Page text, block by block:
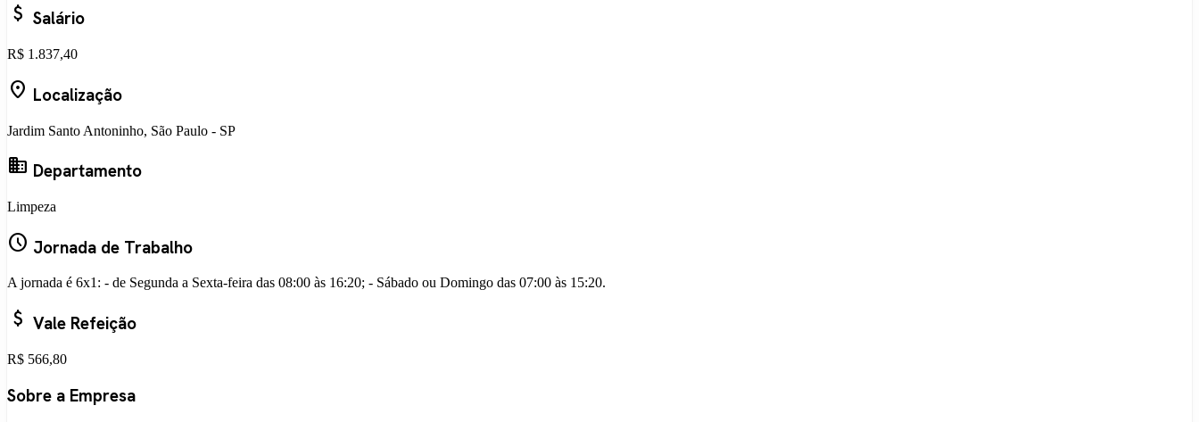
attach_money Salário
R$ 1.837,40
location_on Localização
Jardim Santo Antoninho, São Paulo - SP
business Departamento
Limpeza
schedule Jornada de Trabalho
A jornada é 6x1: - de Segunda a Sexta-feira das 08:00 às 16:20; - Sábado ou Domingo das 07:00 às 15:20.
attach_money Vale Refeição
R$ 566,80
Sobre a Empresa